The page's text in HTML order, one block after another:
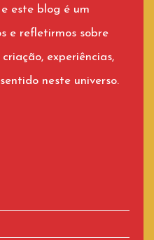
este blog é um
e refletirmos sobre
experiências,
neste universo.